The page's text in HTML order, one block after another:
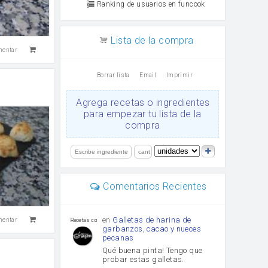
Ranking de usuarios en funcook
Lista de la compra
Borrar lista Email Imprimir
Agrega recetas o ingredientes
para empezar tu lista de la
compra
Comentarios Recientes
Recetas con sazon
en Galletas de harina de
garbanzos, cacao y nueces
pecanas
Qué buena pinta! Tengo que
probar estas galletas.